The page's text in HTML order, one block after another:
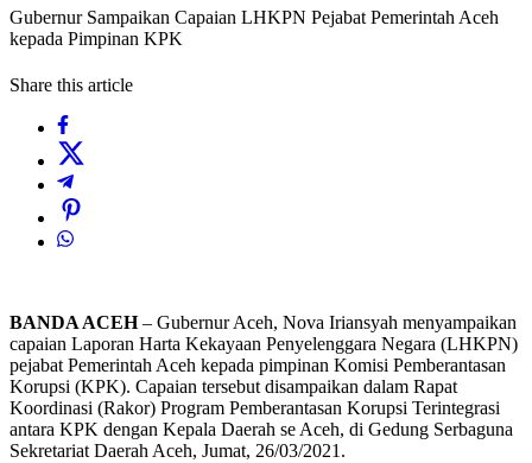
Gubernur Sampaikan Capaian LHKPN Pejabat Pemerintah Aceh
kepada Pimpinan KPK
Share this article
BANDA ACEH– Gubernur Aceh, Nova Iriansyah menyampaikan
capaian Laporan Harta Kekayaan Penyelenggara Negara (LHKPN)
pejabat Pemerintah Aceh kepada pimpinan Komisi Pemberantasan
Korupsi (KPK). Capaian tersebut disampaikan dalam Rapat
Koordinasi (Rakor) Program Pemberantasan Korupsi Terintegrasi
antara KPK dengan Kepala Daerah se Aceh, di Gedung Serbaguna
Sekretariat Daerah Aceh, Jumat, 26/03/2021.